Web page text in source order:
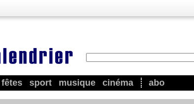
fêtes sport musique cinéma abo